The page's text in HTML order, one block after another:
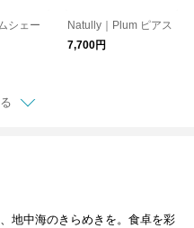
シェー
Natully｜Plum ピアス
7,700円
地中海のきらめきを。食卓を彩